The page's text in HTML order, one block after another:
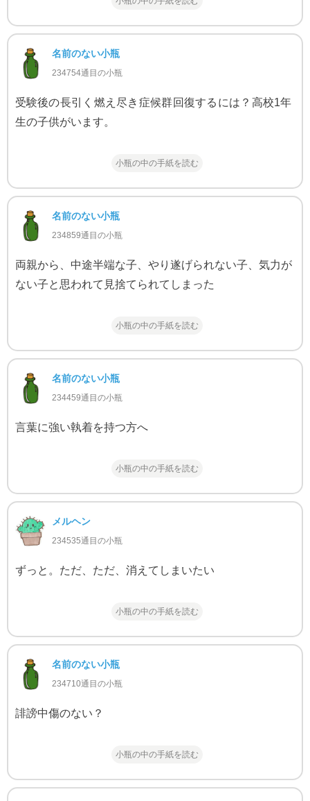
名前のない小瓶
234754通目の小瓶
受験後の長引く燃え尽き症候群回復するには？高校1年
生の子供がいます。
小瓶の中の手紙を読む
名前のない小瓶
234859通目の小瓶
両親から、中途半端な子、やり遂げられない子、気力が
ない子と思われて見捨てられてしまった
小瓶の中の手紙を読む
名前のない小瓶
234459通目の小瓶
言葉に強い執着を持つ方へ
小瓶の中の手紙を読む
メルヘン
234535通目の小瓶
ずっと。ただ、ただ、消えてしまいたい
小瓶の中の手紙を読む
名前のない小瓶
234710通目の小瓶
誹謗中傷のない？
小瓶の中の手紙を読む